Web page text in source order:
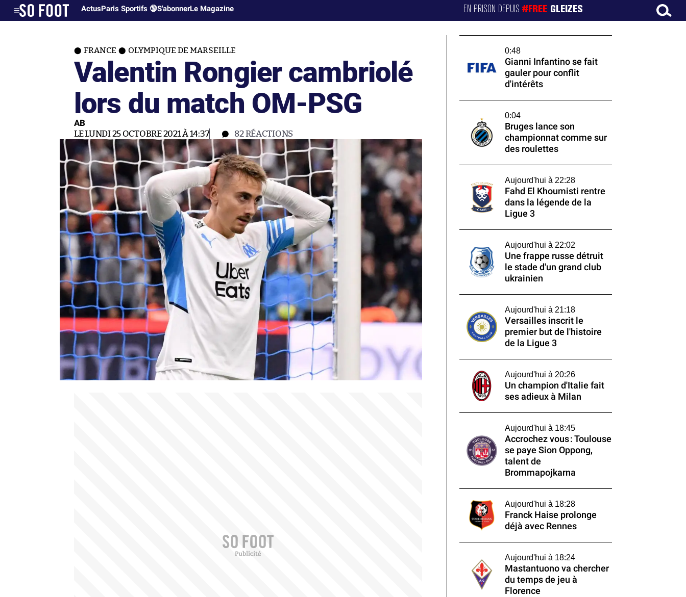
ActusParis Sportifs 🔞S'abonnerLe Magazine EN PRISON DEPUIS#FREE GLEIZES
FRANCE OLYMPIQUE DE MARSEILLE
Valentin Rongier cambriolé
lors du match OM-PSG
AB
LE LUNDI 25 OCTOBRE 2021 À 14:37 82RÉACTIONS
0:48
Gianni Infantino se fait
gauler pour conflit
d'intérêts
0:04
Bruges lance son
championnat comme sur
des roulettes
Aujourd'hui à 22:28
Fahd El Khoumisti rentre
dans la légende de la
Ligue 3
Aujourd'hui à 22:02
Une frappe russe détruit
le stade d'un grand club
ukrainien
Aujourd'hui à 21:18
Versailles inscrit le
premier but de l'histoire
de la Ligue 3
Aujourd'hui à 20:26
Un champion d'Italie fait
ses adieux à Milan
Aujourd'hui à 18:45
Accrochez vous : Toulouse
se paye Sion Oppong,
talent de
Brommapojkarna
Aujourd'hui à 18:28
Franck Haise prolonge
déjà avec Rennes
Aujourd'hui à 18:24
Mastantuono va chercher
du temps de jeu à
Florence